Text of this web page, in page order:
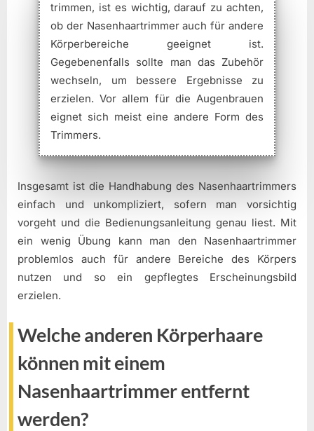
trimmen, ist es wichtig, darauf zu achten,
ob der Nasenhaartrimmer auch für andere
Körperbereiche geeignet ist.
Gegebenenfalls sollte man das Zubehör
wechseln, um bessere Ergebnisse zu
erzielen. Vor allem für die Augenbrauen
eignet sich meist eine andere Form des
Trimmers.
Insgesamt ist die Handhabung des Nasenhaartrimmers
einfach und unkompliziert, sofern man vorsichtig
vorgeht und die Bedienungsanleitung genau liest. Mit
ein wenig Übung kann man den Nasenhaartrimmer
problemlos auch für andere Bereiche des Körpers
nutzen und so ein gepflegtes Erscheinungsbild
erzielen.
Welche anderen Körperhaare
können mit einem
Nasenhaartrimmer entfernt
werden?